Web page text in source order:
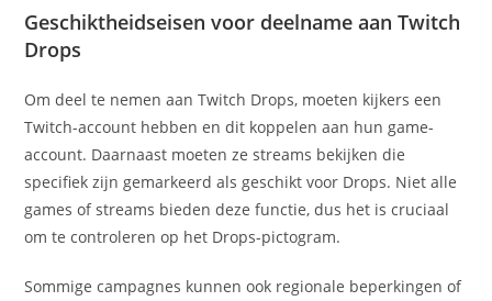
Geschiktheidseisen voor deelname aan Twitch
Drops
Om deel te nemen aan Twitch Drops, moeten kijkers een
Twitch-account hebben en dit koppelen aan hun game-
account. Daarnaast moeten ze streams bekijken die
specifiek zijn gemarkeerd als geschikt voor Drops. Niet alle
games of streams bieden deze functie, dus het is cruciaal
om te controleren op het Drops-pictogram.
Sommige campagnes kunnen ook regionale beperkingen of